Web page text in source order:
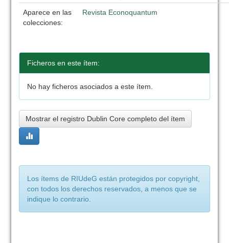
Aparece en las
colecciones:
Revista Econoquantum
Ficheros en este ítem:
No hay ficheros asociados a este ítem.
Mostrar el registro Dublin Core completo del ítem
Los ítems de RIUdeG están protegidos por copyright,
con todos los derechos reservados, a menos que se
indique lo contrario.